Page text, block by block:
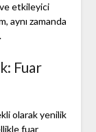
ve etkileyici
aynı zamanda
Fuar
olarak yenilik
fuar